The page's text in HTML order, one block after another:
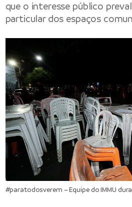
que o interesse público
particular dos espaços
#paratodosverem – Equipe do IMMU